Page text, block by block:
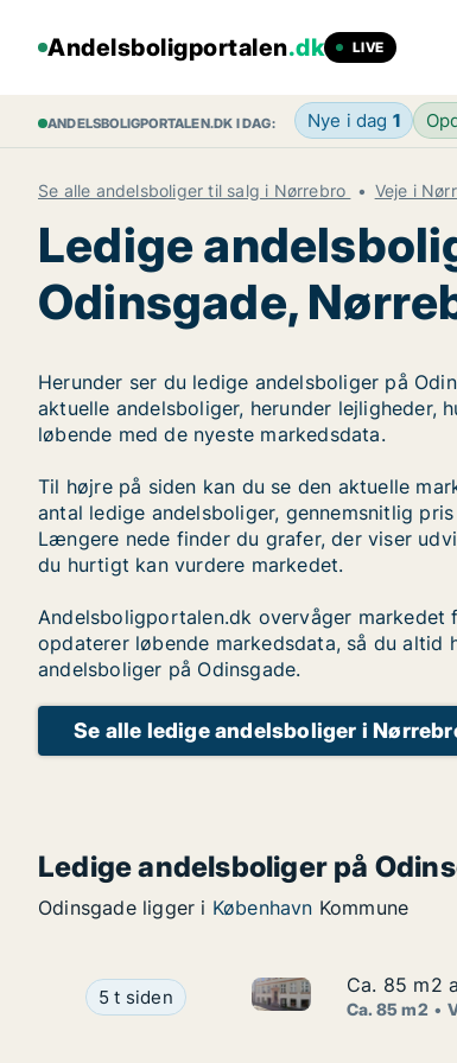
Andelsboligportalen.dk LIVE
ANDELSBOLIGPORTALEN.DK I DAG: Nye i dag 1
Se alle andelsboliger til salg i Nørrebro Veje i
Ledige
Odinsgade,
Herunder ser du ledige andelsboliger på
aktuelle andelsboliger, herunder lejligheder,
løbende med de nyeste markedsdata.
Til højre på siden kan du se den aktuelle
antal ledige andelsboliger, gennemsnitlig
Længere nede finder du grafer, der viser
du hurtigt kan vurdere markedet.
Andelsboligportalen.dk overvåger markedet
opdaterer løbende markedsdata, så du altid
andelsboliger på Odinsgade.
Se alle ledige andelsboliger i
Ledige andelsboliger på
Odinsgade ligger i København Kommune
Ca. 85 m2 andelsbolig til salg i 1070
5 t siden Ca. 85 m2Ca. 85 m2
Ca. 85 m2
Ca. 85 m2